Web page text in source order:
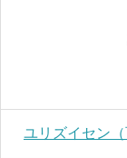
ユリズイセン